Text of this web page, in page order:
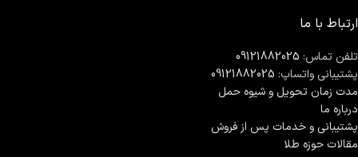
ارتباط با ما
تلفن تماس: 09121882025
پشتیبانی واتساپ: 09121882025
مدت زمان تحويل و شیوه حمل
درباره ما
پشتیبانی و خدمات پس از فروش
مقالات حوزه طلا